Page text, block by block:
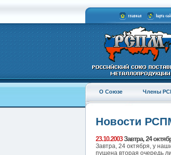
О Союзе Члены
Новости
23.10.2003Завтра, 24
Завтра, 24 октября, у
пущена вторая очередь